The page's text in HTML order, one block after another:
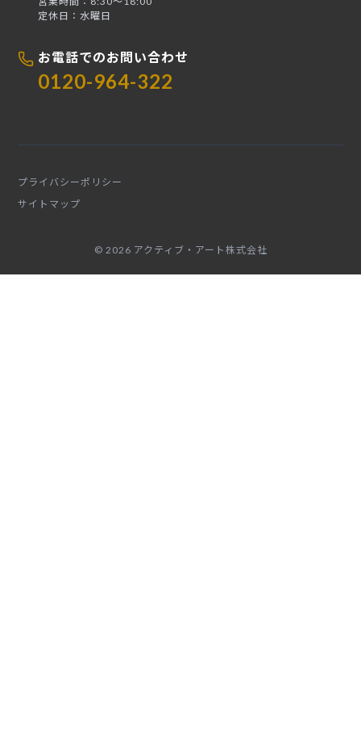
定休日：水曜日
お電話でのお問い合わせ
0120-964-322
プライバシーポリシー
サイトマップ
© 2026 アクティブ・アート株式会社